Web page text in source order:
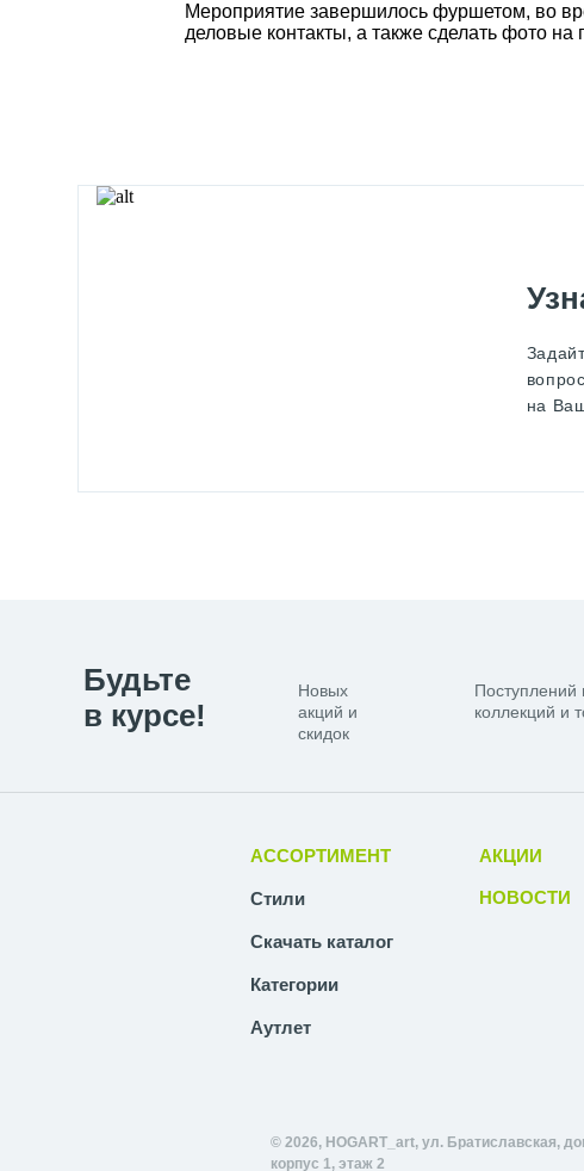
Мероприятие завершилось фуршетом, во
деловые контакты, а также сделать фото на
на
Будьте
в курсе!
Новых
акций и
скидок
Поступлений
коллекций и
АССОРТИМЕНТ
Стили
Скачать каталог
Категории
Аутлет
АКЦИИ
НОВОСТИ
© 2026, HOGART_art, ул. Братиславская,
корпус 1, этаж 2